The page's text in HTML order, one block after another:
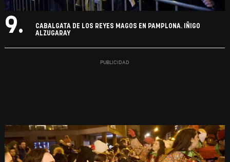
9.
CABALGATA DE LOS REYES MAGOS EN PAMPLONA. IÑIGO
ALZUGARAY